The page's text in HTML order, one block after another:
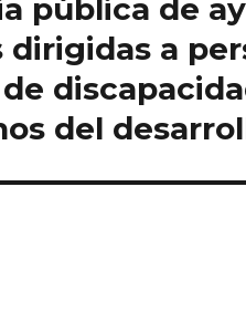
pública de
dirigidas a
del